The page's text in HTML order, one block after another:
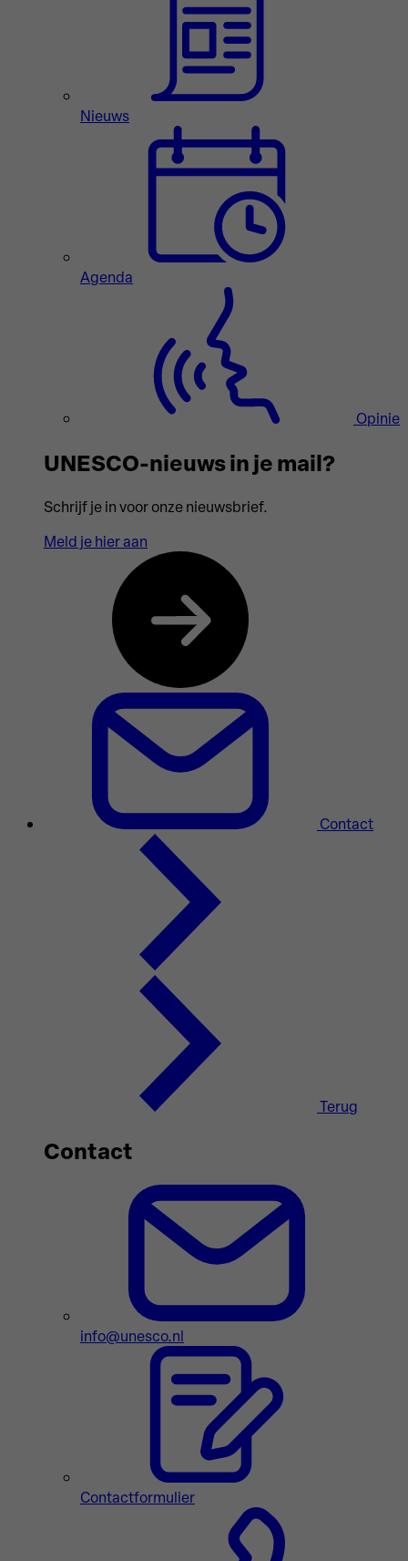
Nieuws
Agenda
Opinie
UNESCO-nieuws in je mail?
Schrijf je in voor onze nieuwsbrief.
Meld je hier aan
Contact
Terug
Contact
info@unesco.nl
Contactformulier